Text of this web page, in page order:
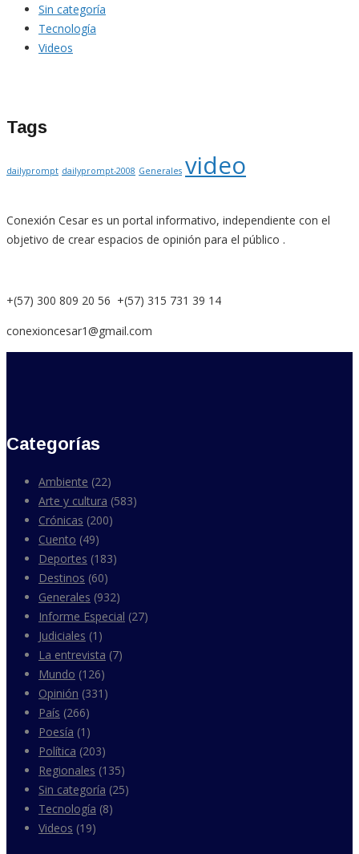
Sin categoría
Tecnología
Videos
Tags
dailyprompt dailyprompt-2008 Generales video
Conexión Cesar es un portal informativo, independiente con el
objetivo de crear espacios de opinión para el público .
+(57) 300 809 20 56 +(57) 315 731 39 14
conexioncesar1@gmail.com
Categorías
Ambiente (22)
Arte y cultura (583)
Crónicas (200)
Cuento (49)
Deportes (183)
Destinos (60)
Generales (932)
Informe Especial (27)
Judiciales (1)
La entrevista (7)
Mundo (126)
Opinión (331)
País (266)
Poesía (1)
Política (203)
Regionales (135)
Sin categoría (25)
Tecnología (8)
Videos (19)